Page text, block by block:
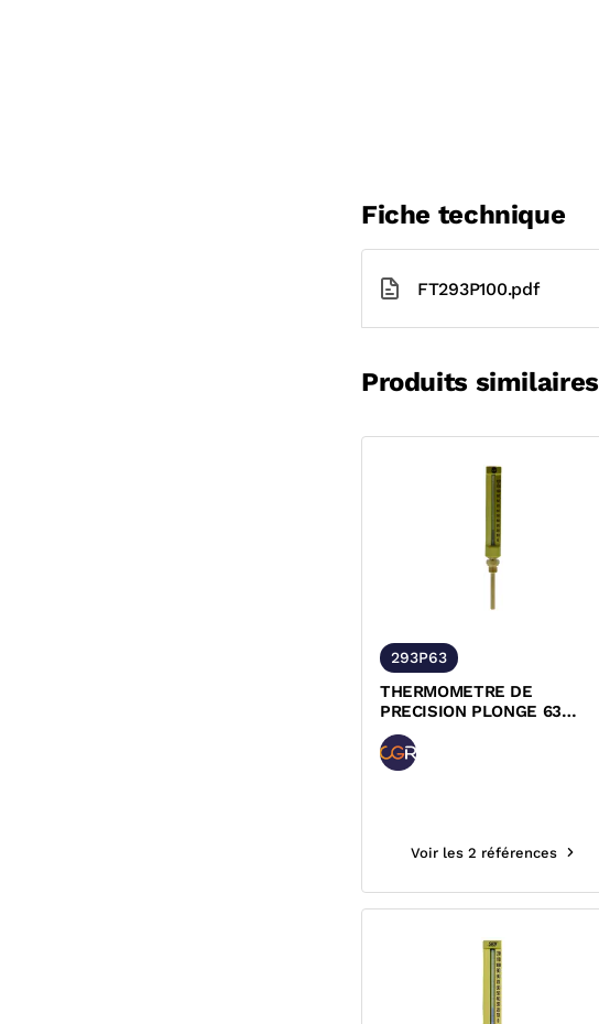
Fiche technique
FT293P100.pdf
Produits similaires
293P63
THERMOMETRE DE
PRECISION PLONGE 63
DROIT BOITIER ALUMINIUM
CGR
Voir les 2 références